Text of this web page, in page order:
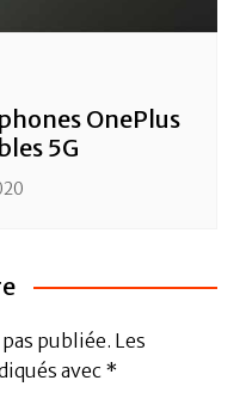
OnePlus
5G
publiée. Les
avec *